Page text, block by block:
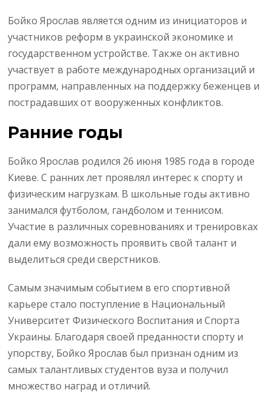
Бойко Ярослав является одним из инициаторов и
участников реформ в украинской экономике и
государственном устройстве. Также он активно
участвует в работе международных организаций и
программ, направленных на поддержку беженцев и
пострадавших от вооруженных конфликтов.
Ранние годы
Бойко Ярослав родился 26 июня 1985 года в городе
Киеве. С ранних лет проявлял интерес к спорту и
физическим нагрузкам. В школьные годы активно
занимался футболом, гандболом и теннисом.
Участие в различных соревнованиях и тренировках
дали ему возможность проявить свой талант и
выделиться среди сверстников.
Самым значимым событием в его спортивной
карьере стало поступление в Национальный
Университет Физического Воспитания и Спорта
Украины. Благодаря своей преданности спорту и
упорству, Бойко Ярослав был признан одним из
самых талантливых студентов вуза и получил
множество наград и отличий.